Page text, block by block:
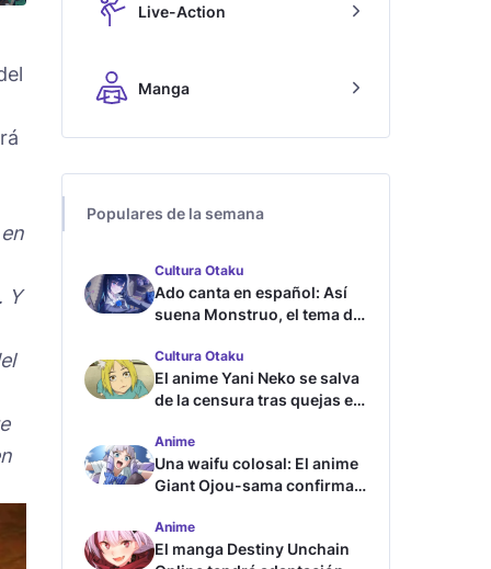
Y
Live-Action
Manga
Populares de la semana
Cultura Otaku
Ado canta en español: Así
suena Monstruo, el tema de
Cultura Otaku
El anime Yani Neko se salva
de la censura tras quejas en
Anime
Una waifu colosal: El anime
Giant Ojou-sama confirma
Anime
El manga Destiny Unchain